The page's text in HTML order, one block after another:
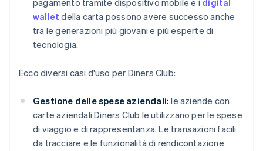
pagamento tramite dispositivo mobile e i digital
wallet della carta possono avere successo anche
tra le generazioni più giovani e più esperte di
tecnologia.
Ecco diversi casi d'uso per Diners Club:
Gestione delle spese aziendali: le aziende con
carte aziendali Diners Club le utilizzano per le spese
di viaggio e di rappresentanza. Le transazioni facili
da tracciare e le funzionalità di rendicontazione